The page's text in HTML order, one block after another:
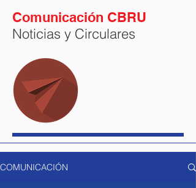
Comunicación CBRU
Noticias y Circulares
COMUNICACIÓN